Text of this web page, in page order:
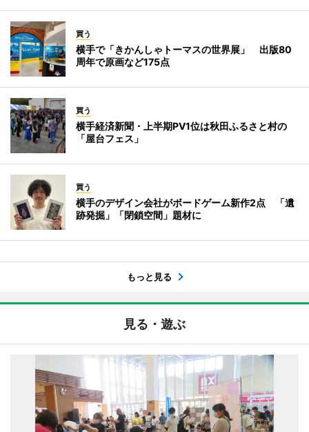
買う
横手で「きかんしゃトーマスの世界展」 出版80
周年で原画など175点
買う
横手経済新聞・上半期PV1位は秋田ふるさと村の
「屋台フェス」
買う
横手のデザイン会社がボードゲーム新作2点 「遺
跡発掘」「閉鎖空間」題材に
もっと見る
見る・遊ぶ